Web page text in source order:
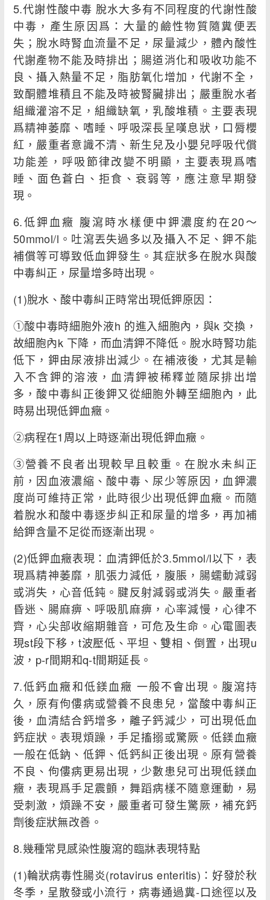
5.代謝性酸中毒 脫水大多有不同程度的代謝性酸
中毒，產生原因爲：大量的鹼性物質隨糞便丟
失；脫水時腎血流量不足，尿量減少，體內酸性
代謝產物不能及時排出；腸道消化和吸收功能不
良、攝入熱量不足，脂肪氧化增加，代謝不全，
致酮體堆積且不能及時被腎臟排出；嚴重脫水者
組織灌溶不足，組織缺氧，乳酸堆積。主要表現
爲精神萎靡、嗜睡、呼吸深長呈嘆息狀，口脣櫻
紅，嚴重者意識不清、新生兒及小嬰兒呼吸代償
功能差，呼吸節律改變不明顯，主要表現爲嗜
睡、面色蒼白、拒食、衰弱等，應注意早期發
現。
6.低鉀血癥 腹瀉時水樣便中鉀濃度約在20～
50mmol/l。吐瀉丟失過多以及攝入不足、鉀不能
補償等可導致低血鉀發生。其症狀多在脫水與酸
中毒糾正，尿量增多時出現。
(1)脫水、酸中毒糾正時常出現低鉀原因：
①酸中毒時細胞外液h 的進入細胞內，與k 交換，
故細胞內k 下降，而血清鉀不降低。脫水時腎功能
低下，鉀由尿液排出減少。在補液後，尤其是輸
入不含鉀的溶液，血清鉀被稀釋並隨尿排出增
多，酸中毒糾正後鉀又從細胞外轉至細胞內，此
時易出現低鉀血癥。
②病程在1周以上時逐漸出現低鉀血癥。
③營養不良者出現較早且較重。在脫水未糾正
前，因血液濃縮、酸中毒、尿少等原因，血鉀濃
度尚可維持正常，此時很少出現低鉀血癥。而隨
着脫水和酸中毒逐步糾正和尿量的增多，再加補
給鉀含量不足從而逐漸出現。
(2)低鉀血癥表現：血清鉀低於3.5mmol/l以下，表
現爲精神萎靡，肌張力減低，腹脹，腸蠕動減弱
或消失，心音低鈍。腱反射減弱或消失。嚴重者
昏迷、腸麻痹、呼吸肌麻痹，心率減慢，心律不
齊，心尖部收縮期雜音，可危及生命。心電圖表
現st段下移，t波壓低、平坦、雙相、倒置，出現u
波，p-r間期和q-t間期延長。
7.低鈣血癥和低鎂血癥 一般不會出現。腹瀉持
久，原有佝僂病或營養不良患兒，當酸中毒糾正
後，血清結合鈣增多，離子鈣減少，可出現低血
鈣症狀。表現煩躁，手足搐搦或驚厥。低鎂血癥
一般在低鈉、低鉀、低鈣糾正後出現。原有營養
不良、佝僂病更易出現，少數患兒可出現低鎂血
癥，表現爲手足震顫，舞蹈病樣不隨意運動，易
受刺激，煩躁不安，嚴重者可發生驚厥，補充鈣
劑後症狀無改善。
8.幾種常見感染性腹瀉的臨牀表現特點
(1)輪狀病毒性腸炎(rotavirus enteritis)：好發於秋
冬季，呈散發或小流行，病毒通過糞-口途徑以及